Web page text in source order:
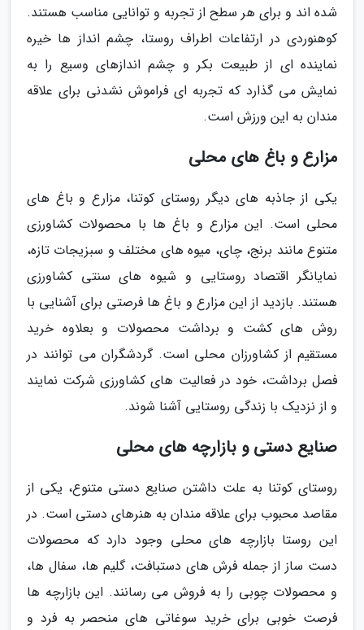
شده اند و برای هر سطح از تجربه و توانایی مناسب هستند.
کوهنوردی در ارتفاعات اطراف روستا، چشم انداز ها خیره
نماینده ای از طبیعت بکر و چشم اندازهای وسیع را به
نمایش می گذارد که تجربه ای فراموش نشدنی برای علاقه
مندان به این ورزش است.
مزارع و باغ های محلی
یکی از جاذبه های دیگر روستای کوتنا، مزارع و باغ های
محلی است. این مزارع و باغ ها با محصولات کشاورزی
متنوع مانند برنج، چای، میوه های مختلف و سبزیجات تازه،
نمایانگر اقتصاد روستایی و شیوه های سنتی کشاورزی
هستند. بازدید از این مزارع و باغ ها فرصتی برای آشنایی با
روش های کشت و برداشت محصولات و بعلاوه خرید
مستقیم از کشاورزان محلی است. گردشگران می توانند در
فصل برداشت، خود در فعالیت های کشاورزی شرکت نمایند
و از نزدیک با زندگی روستایی آشنا شوند.
صنایع دستی و بازارچه های محلی
روستای کوتنا به علت داشتن صنایع دستی متنوع، یکی از
مقاصد محبوب برای علاقه مندان به هنرهای دستی است. در
این روستا بازارچه های محلی وجود دارد که محصولات
دست ساز از جمله فرش های دستبافت، گلیم ها، سفال ها،
و محصولات چوبی را به فروش می رسانند. این بازارچه ها
فرصت خوبی برای خرید سوغاتی های منحصر به فرد و